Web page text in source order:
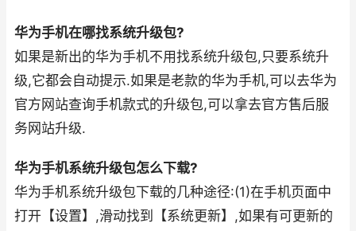
华为手机在哪找系统升级包?
如果是新出的华为手机不用找系统升级包,只要系统升
级,它都会自动提示.如果是老款的华为手机,可以去华为
官方网站查询手机款式的升级包,可以拿去官方售后服
务网站升级.
华为手机系统升级包怎么下载?
华为手机系统升级包下载的几种途径:(1)在手机页面中
打开【设置】,滑动找到【系统更新】,如果有可更新的